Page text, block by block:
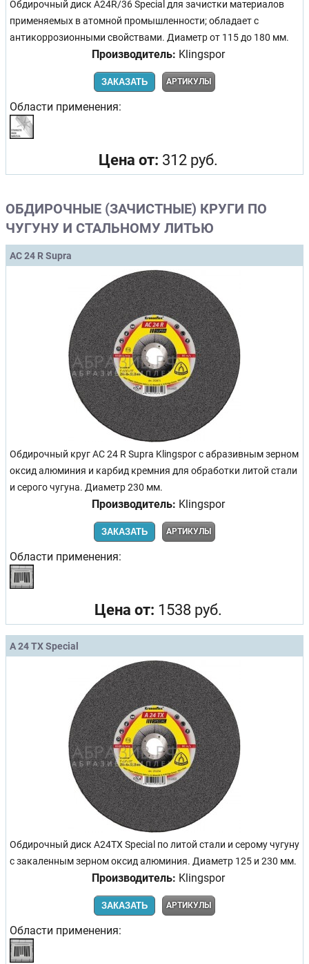
Обдирочный диск A24R/36 Special для зачистки материалов
применяемых в атомной промышленности; обладает с
антикоррозионными свойствами. Диаметр от 115 до 180 мм.
Производитель: Klingspor
ЗАКАЗАТЬ АРТИКУЛЫ
Области применения:
Цена от: 312 руб.
ОБДИРОЧНЫЕ (ЗАЧИСТНЫЕ) КРУГИ ПО
ЧУГУНУ И СТАЛЬНОМУ ЛИТЬЮ
AC 24 R Supra
Обдирочный круг AC 24 R Supra Klingspor с абразивным зерном
оксид алюминия и карбид кремния для обработки литой стали
и серого чугуна. Диаметр 230 мм.
Производитель: Klingspor
ЗАКАЗАТЬ АРТИКУЛЫ
Области применения:
Цена от: 1538 руб.
A 24 TX Special
Обдирочный диск A24TX Special по литой стали и серому чугуну
с закаленным зерном оксид алюминия. Диаметр 125 и 230 мм.
Производитель: Klingspor
ЗАКАЗАТЬ АРТИКУЛЫ
Области применения: